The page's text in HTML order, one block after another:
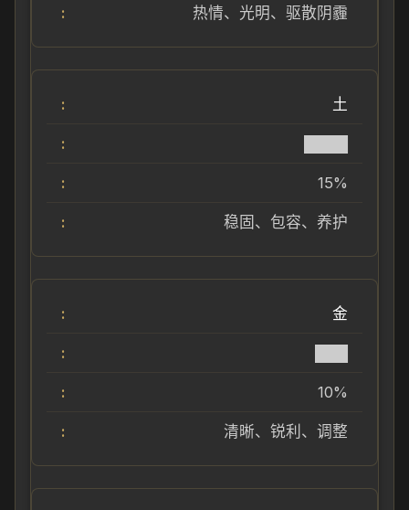
热情、光明、驱散阴霾
土
15%
稳固、包容、养护
金
10%
清晰、锐利、调整